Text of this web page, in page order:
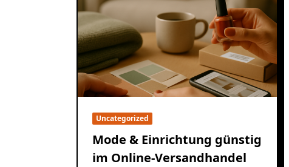
Uncategorized
Mode & Einrichtung günstig
im Online-Versandhandel